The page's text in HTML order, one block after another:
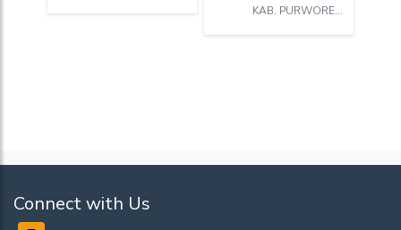
KAB. PURWOREJO
Connect with Us